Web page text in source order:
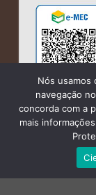
Nós usamos
navegação
concorda com a
mais